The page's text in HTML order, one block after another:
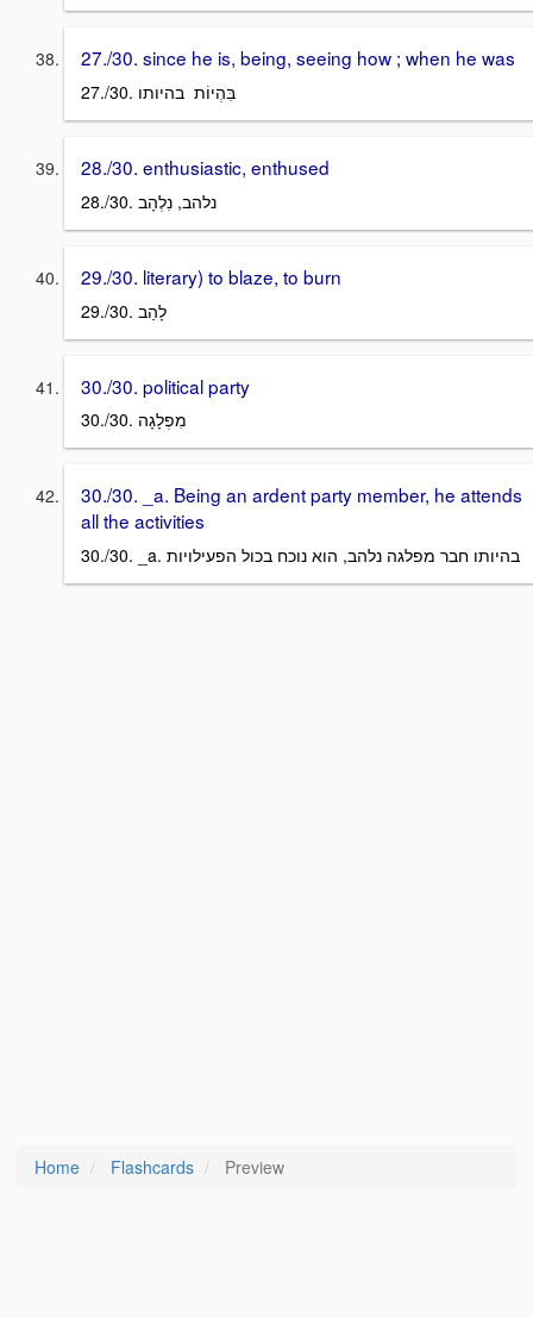
27./30. since he is, being, seeing how ; when he was
27./30. בִּהְיוֹת בהיותו
28./30. enthusiastic, enthused
28./30. נלהב, נִלְהָב
29./30. literary) to blaze, to burn
30./30. political party
30./30. _a. Being an ardent party member, he attends
all the activities
30./30. _a. בהיותו חבר מפלגה נלהב, הוא נוכח בכול הפעילויות
Home Flashcards Preview